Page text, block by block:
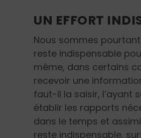
UN EFFORT
Nous sommes
reste indispensable
même, dans certains
recevoir une
faut-il la saisir, l’ayant
établir les rapports
dans le temps et
reste indispensable,